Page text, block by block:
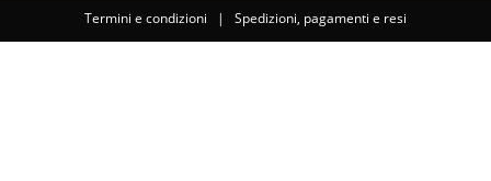
Termini e condizioni | Spedizioni, pagamenti e resi